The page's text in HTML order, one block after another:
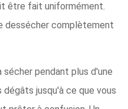
être fait uniformément.
dessécher complètement
sécher pendant plus d'une
dégâts jusqu'à ce que vous